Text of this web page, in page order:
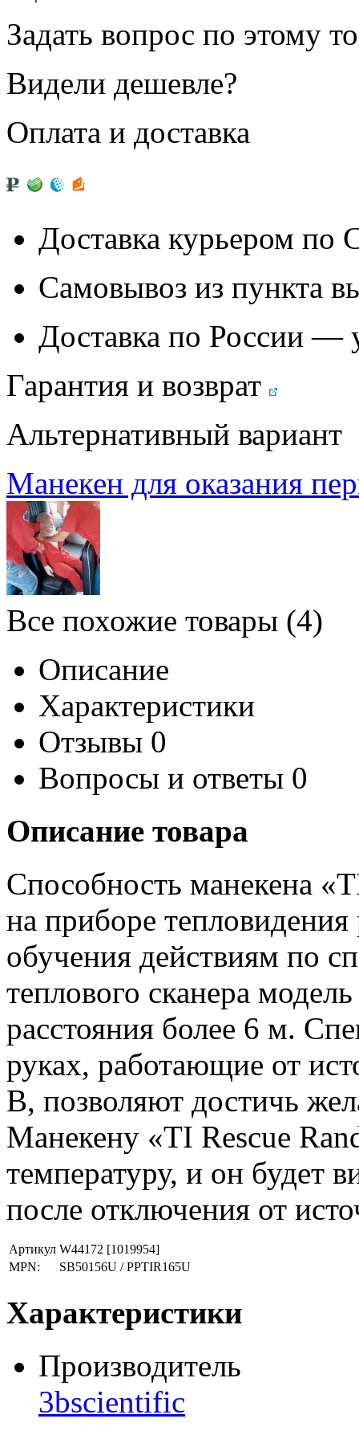
Задать вопрос по этому
Видели дешевле?
Оплата и доставка
Доставка курьером
Самовывоз из пункта
Доставка по России —
Гарантия и возврат
Альтернативный вариант
Манекен для оказания
Все похожие товары (4)
Описание
Характеристики
Отзывы 0
Вопросы и ответы 0
Описание товара
Способность манекена
на приборе
обучения действиям по
теплового сканера
расстояния более 6 м.
руках, работающие от
В, позволяют достичь
Манекену «TI Rescue
температуру, и он будет
после отключения от
Артикул W44172 [1019954]
MPN:
SB50156U / PPTIR165U
Характеристики
Производитель
3bscientific